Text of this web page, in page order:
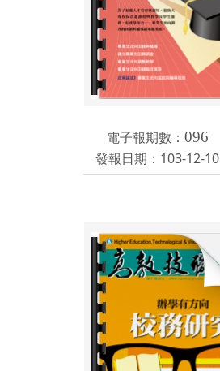
電子報期數： 096
發報日期：103-12-10